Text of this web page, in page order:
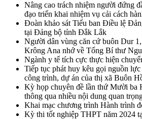
Nâng cao trách nhiệm người đứng
đạo triển khai nhiệm vụ cải cách
Đoàn khảo sát Tiểu ban Điều lệ
tại Đảng bộ tỉnh Đắk Lắk
Người dân vùng căn cứ buôn Dur
Krông Ana nhớ về Tổng Bí thư
Ngành y tế tích cực thực hiện
Tiếp tục phát huy kêu gọi nguồn
công trình, dự án của thị xã Buôn
Kỳ họp chuyên đề lần thứ Mười
thông qua nhiều nội dung quan
Khai mạc chương trình Hành trình
Kỳ thi tốt nghiệp THPT năm 2024